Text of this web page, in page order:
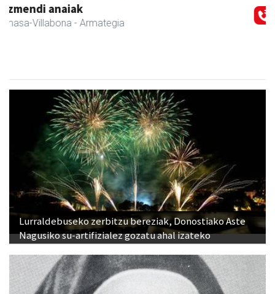
Fleming Herri Eskola
Amasa-Villabona - Hezkuntza
Lurraldebuseko zerbitzu bereziak, Donostiako Aste
Nagusiko su-artifizialez gozatu ahal izateko